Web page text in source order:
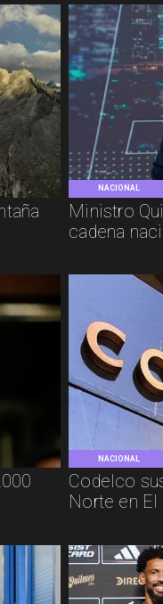
NACIONAL
Ministro
cadena
NACIONAL
Codelco
Norte en